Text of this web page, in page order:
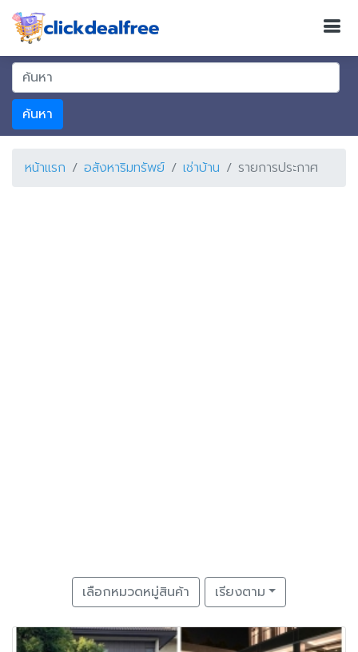
ค้นหา
หน้าแรก อสังหาริมทรัพย์ เช่าบ้าน รายการประกาศ
เลือกหมวดหมู่สินค้า เรียงตาม